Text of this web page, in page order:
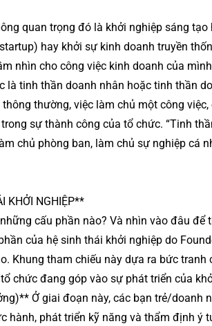
quan trọng đó là khởi nghiệp sáng
hay khởi sự kinh doanh truyền
nhìn cho công việc kinh doanh của
là tinh thần doanh nhân hoặc tinh thần
thường, việc làm chủ một công
sự thành công của tổ chức. “Tinh
chủ phòng ban, làm chủ sự nghiệp cá
KHỞI NGHIỆP**
cấu phần nào? Và nhìn vào đâu
của hệ sinh thái khởi nghiệp do
Khung tham chiếu này dựa ra bức tranh
chức đang góp vào sự phát triển của
Ở giai đoạn này, các bạn trẻ/doanh
hành, phát triển kỹ năng và thẩm định ý